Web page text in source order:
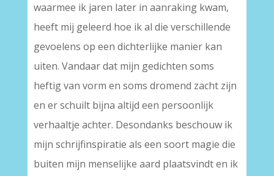
waarmee ik jaren later in aanraking kwam,
heeft mij geleerd hoe ik al die verschillende
gevoelens op een dichterlijke manier kan
uiten. Vandaar dat mijn gedichten soms
heftig van vorm en soms dromend zacht zijn
en er schuilt bijna altijd een persoonlijk
verhaaltje achter. Desondanks beschouw ik
mijn schrijfinspiratie als een soort magie die
buiten mijn menselijke aard plaatsvindt en ik